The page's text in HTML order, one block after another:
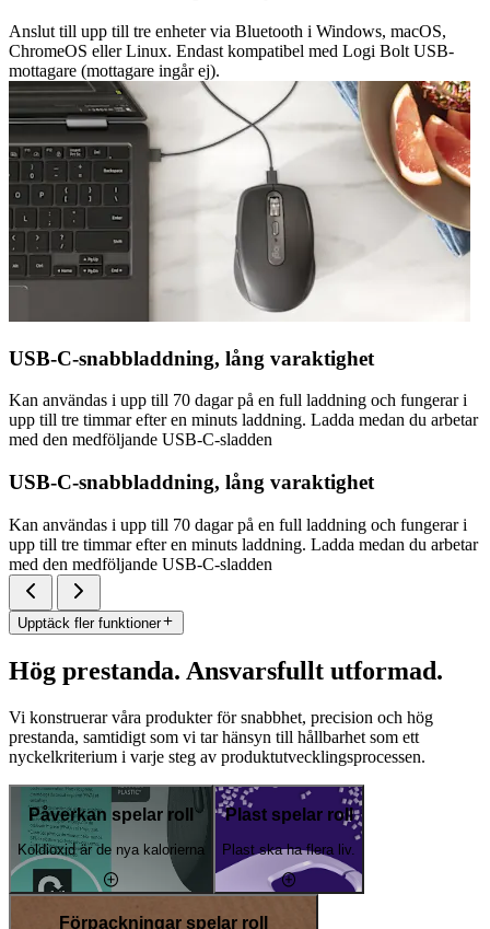
Anslut till upp till tre enheter via Bluetooth i Windows, macOS,
ChromeOS eller Linux. Endast kompatibel med Logi Bolt USB-
mottagare (mottagare ingår ej).
USB-C-snabbladdning, lång varaktighet
Kan användas i upp till 70 dagar på en full laddning och fungerar i
upp till tre timmar efter en minuts laddning. Ladda medan du arbetar
med den medföljande USB-C-sladden
USB-C-snabbladdning, lång varaktighet
Kan användas i upp till 70 dagar på en full laddning och fungerar i
upp till tre timmar efter en minuts laddning. Ladda medan du arbetar
med den medföljande USB-C-sladden
Upptäck fler funktioner
Hög prestanda. Ansvarsfullt utformad.
Vi konstruerar våra produkter för snabbhet, precision och hög
prestanda, samtidigt som vi tar hänsyn till hållbarhet som ett
nyckelkriterium i varje steg av produktutvecklingsprocessen.
Påverkan spelar roll
Koldioxid är de nya kalorierna
Plast spelar roll
Plast ska ha flera liv.
Förpackningar spelar roll